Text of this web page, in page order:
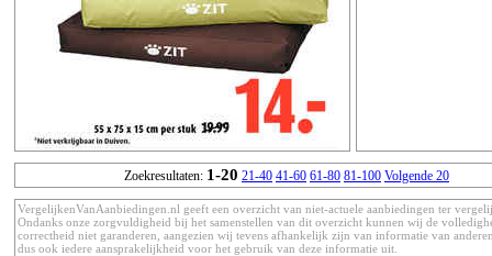
Zoekresultaten: 1-20 21-40 41-60 61-80 81-100 Volgende 20
VergelijkenVanAanbiedingen.nl geeft een overzicht van niet-actuele aanbiedingen ter
Ondanks onze zorgvuldigheid bij het samenstellen van dit overzicht kunnen wij de
correctheid niet garanderen, aangezien wij tevens afhankelijk zijn van informatie van
dus ook iedere aansprakelijkheid voor het gebruik van deze informatie uit.